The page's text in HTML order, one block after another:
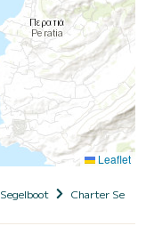
Leaflet
Charter